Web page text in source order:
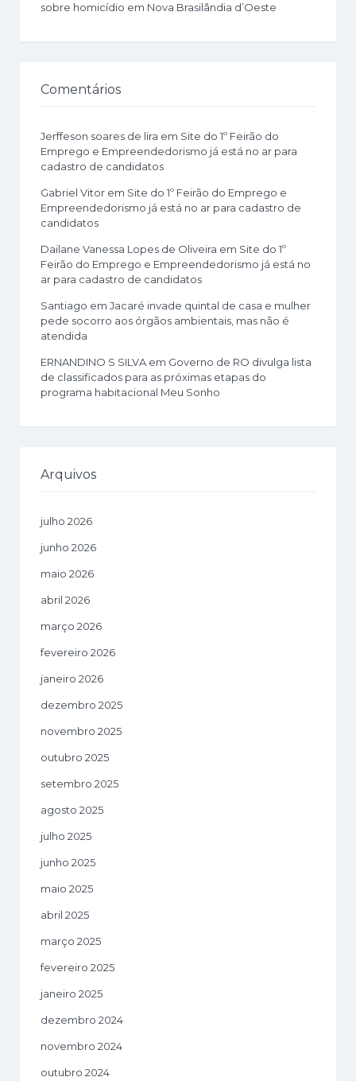
sobre homicídio em Nova Brasilândia d’Oeste
Comentários
Jerffeson soares de lira em Site do 1º Feirão do
Emprego e Empreendedorismo já está no ar para
cadastro de candidatos
Gabriel Vitor em Site do 1º Feirão do Emprego e
Empreendedorismo já está no ar para cadastro de
candidatos
Dailane Vanessa Lopes de Oliveira em Site do 1º
Feirão do Emprego e Empreendedorismo já está no
ar para cadastro de candidatos
Santiago em Jacaré invade quintal de casa e mulher
pede socorro aos órgãos ambientais, mas não é
atendida
ERNANDINO S SILVA em Governo de RO divulga lista
de classificados para as próximas etapas do
programa habitacional Meu Sonho
Arquivos
julho 2026
junho 2026
maio 2026
abril 2026
março 2026
fevereiro 2026
janeiro 2026
dezembro 2025
novembro 2025
outubro 2025
setembro 2025
agosto 2025
julho 2025
junho 2025
maio 2025
abril 2025
março 2025
fevereiro 2025
janeiro 2025
dezembro 2024
novembro 2024
outubro 2024